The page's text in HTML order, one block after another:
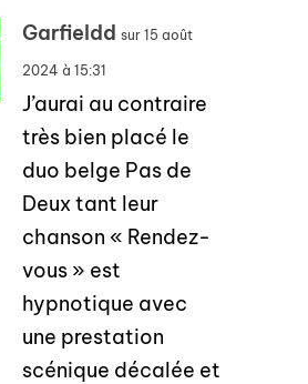
Garfieldd sur 15 août
2024 à 15:31
J’aurai au contraire
très bien placé le
duo belge Pas de
Deux tant leur
chanson « Rendez-
vous » est
hypnotique avec
une prestation
scénique décalée et